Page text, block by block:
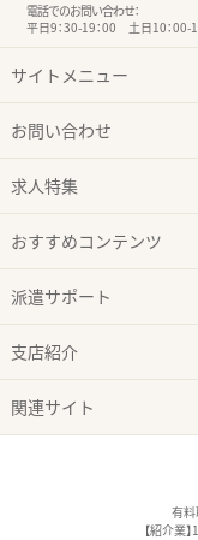
電話でのお問い合わせ：
平日9：30-19：00 土日10：00-
サイトメニュー
お問い合わせ
求人特集
おすすめコンテンツ
派遣サポート
支店紹介
関連サイト
有
【紹介業